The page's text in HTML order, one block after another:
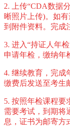
2. 上传“CDA数据
晰照片上传)。如有
到附件资料。完成
3. 进入“持证 人年检
申请年检 ， 缴纳年
4. 继续教育，完成
缴费后发送至考生
5. 按照年检课程要
需要考试，到期将
息， 证书为邮寄方